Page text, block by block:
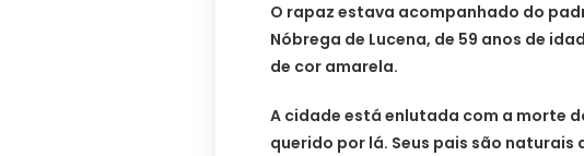
O rapaz estava acompanhado do
Nóbrega de Lucena, de 59 anos de
de cor amarela.
A cidade está enlutada com a morte
querido por lá. Seus pais são naturais